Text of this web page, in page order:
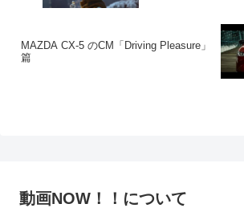
MAZDA CX-5 のCM「Driving Pleasure」
篇
動画NOW！！について